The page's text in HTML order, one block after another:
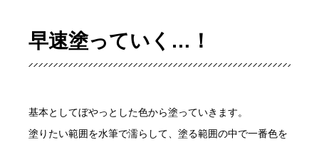
早速塗っていく…！
基本としてぼやっとした色から塗っていきます。
塗りたい範囲を水筆で濡らして、塗る範囲の中で一番色を